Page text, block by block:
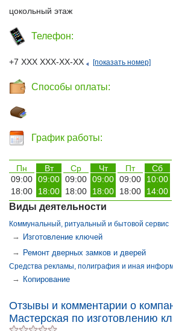
цокольный этаж
Телефон:
+7 ХХХ ХХХ-ХХ-ХХ [показать номер]
Способы оплаты:
График работы:
Пн Вт Ср Чт Пт
Сб
09:00 09:00 09:00 09:00 09:00
10:00
18:00
18:00 18:00 18:00 18:00 14:00
Виды деятельности
Коммунальный, ритуальный и бытовой сервис
→ Изготовление ключей
→ Ремонт дверных замков и дверей
Средства рекламы, полиграфия и иная
→ Копирование
Отзывы и комментарии о
Мастерская по изготовлению